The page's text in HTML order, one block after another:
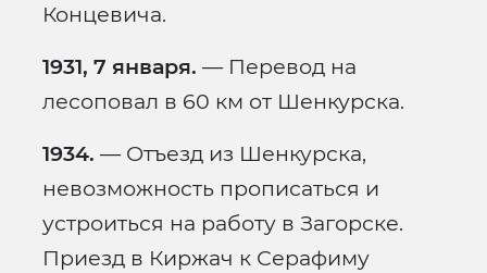
Концевича.
1931, 7 января. — Перевод на
лесоповал в 60 км от Шенкурска.
1934. — Отъезд из Шенкурска,
невозможность прописаться и
устроиться на работу в Загорске.
Приезд в Киржач к Серафиму